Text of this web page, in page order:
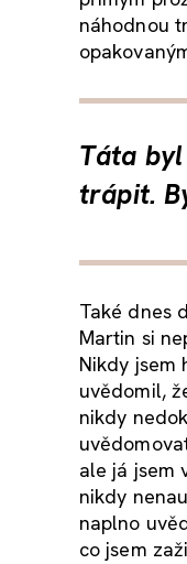
náhodnou
Táta
trápit.
Také dnes
Martin si
Nikdy jsem
uvědomil,
nikdy
ale já jsem
nikdy
naplno
co jsem